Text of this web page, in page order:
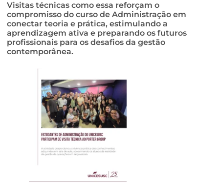
Visitas técnicas como essa reforçam o
compromisso do curso de Administração em
conectar teoria e prática, estimulando a
aprendizagem ativa e preparando os futuros
profissionais para os desafios da gestão
contemporânea.